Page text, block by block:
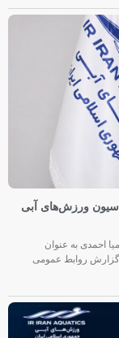
ورزش‌های آبی
احمدی به عنوان
روابط عمومی